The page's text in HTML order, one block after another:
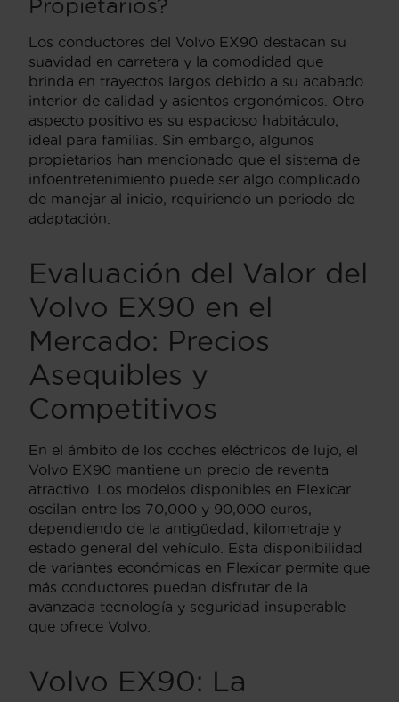
Propietarios?
Los conductores del Volvo EX90 destacan su
suavidad en carretera y la comodidad que
brinda en trayectos largos debido a su acabado
interior de calidad y asientos ergonómicos. Otro
aspecto positivo es su espacioso habitáculo,
ideal para familias. Sin embargo, algunos
propietarios han mencionado que el sistema de
infoentretenimiento puede ser algo complicado
de manejar al inicio, requiriendo un periodo de
adaptación.
Evaluación del Valor del
Volvo EX90 en el
Mercado: Precios
Asequibles y
Competitivos
En el ámbito de los coches eléctricos de lujo, el
Volvo EX90 mantiene un precio de reventa
atractivo. Los modelos disponibles en Flexicar
oscilan entre los 70,000 y 90,000 euros,
dependiendo de la antigüedad, kilometraje y
estado general del vehículo. Esta disponibilidad
de variantes económicas en Flexicar permite que
más conductores puedan disfrutar de la
avanzada tecnología y seguridad insuperable
que ofrece Volvo.
Volvo EX90: La